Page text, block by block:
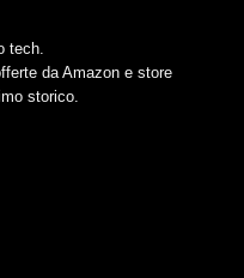
tech.
da Amazon e store
storico.